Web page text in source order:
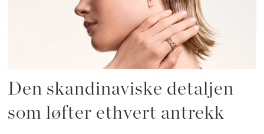
Den skandinaviske detaljen
som løfter ethvert antrekk